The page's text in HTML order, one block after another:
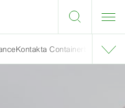
Kontakta Containerboard -